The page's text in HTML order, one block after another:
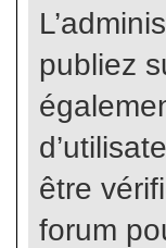
publiez
être
forum